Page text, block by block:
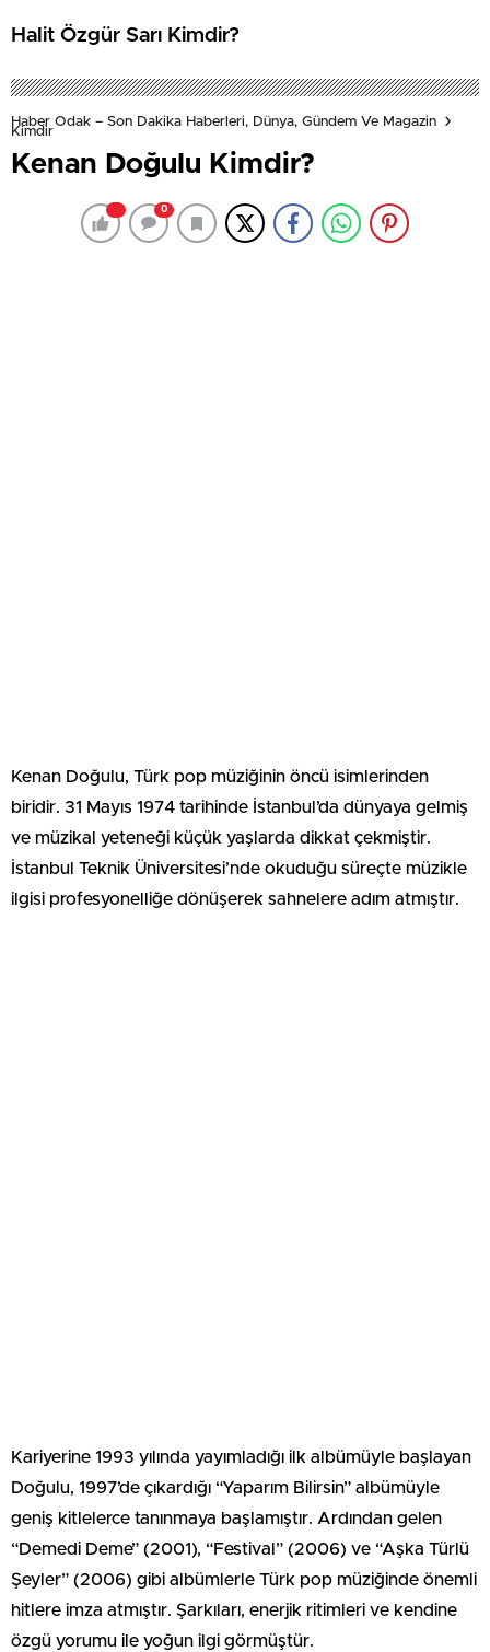
Halit Özgür Sarı Kimdir?
Haber Odak – Son Dakika Haberleri, Dünya, Gündem Ve Magazin
Kimdir
Kenan Doğulu Kimdir?
0
Kenan Doğulu, Türk pop müziğinin öncü isimlerinden
biridir. 31 Mayıs 1974 tarihinde İstanbul’da dünyaya gelmiş
ve müzikal yeteneği küçük yaşlarda dikkat çekmiştir.
İstanbul Teknik Üniversitesi’nde okuduğu süreçte müzikle
ilgisi profesyonelliğe dönüşerek sahnelere adım atmıştır.
Kariyerine 1993 yılında yayımladığı ilk albümüyle başlayan
Doğulu, 1997’de çıkardığı “Yaparım Bilirsin” albümüyle
geniş kitlelerce tanınmaya başlamıştır. Ardından gelen
“Demedi Deme” (2001), “Festival” (2006) ve “Aşka Türlü
Şeyler” (2006) gibi albümlerle Türk pop müziğinde önemli
hitlere imza atmıştır. Şarkıları, enerjik ritimleri ve kendine
özgü yorumu ile yoğun ilgi görmüştür.